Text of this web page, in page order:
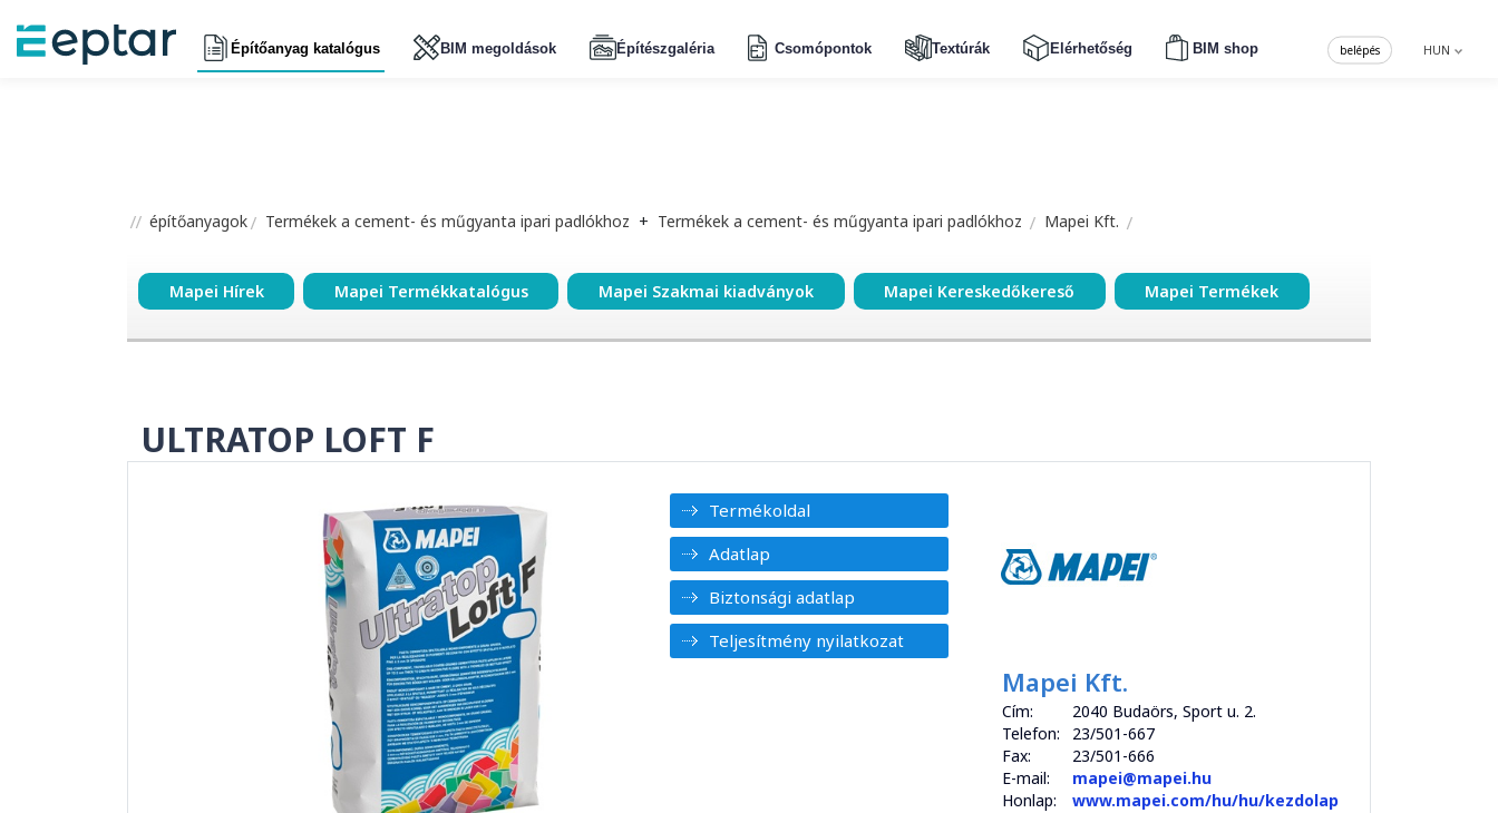
Építőanyag katalógus BIM megoldások Építészgaléria Csomópontok Textúrák Elérhetőség BIM shop HUN
belépés
építőanyagok Termékek a cement- és műgyanta ipari padlókhoz + Termékek a cement- és műgyanta ipari padlókhoz Mapei Kft.
Mapei Hírek Mapei Termékkatalógus Mapei Szakmai kiadványok Mapei Kereskedőkereső Mapei Termékek
ULTRATOP LOFT F
Termékoldal
Adatlap
Biztonsági adatlap
Teljesítmény nyilatkozat
Mapei Kft.
Cím:
2040 Budaörs, Sport u. 2.
Telefon:
23/501-667
Fax:
23/501-666
E-mail:
mapei@mapei.hu
Honlap:
www.mapei.com/hu/hu/kezdolap